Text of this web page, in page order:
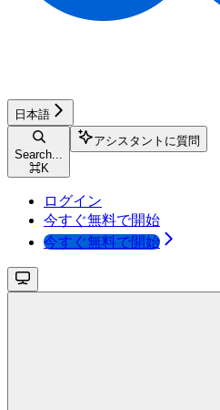
日本語
Search...
⌘K
アシスタントに質問
ログイン
今すぐ無料で開始
今すぐ無料で開始